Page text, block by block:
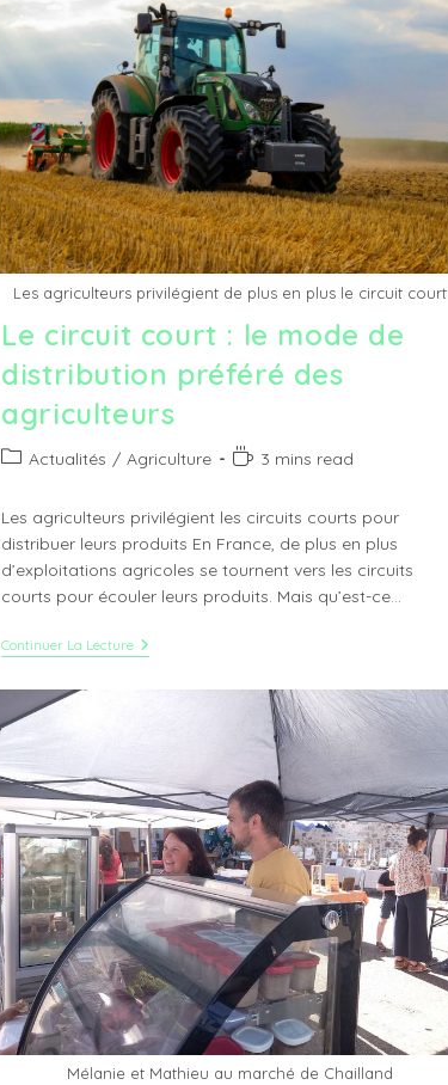
Les agriculteurs privilégient de plus en plus le circuit court
Le circuit court : le mode de
distribution préféré des
agriculteurs
PostActualités / Agriculture
Temps3 mins read
Les agriculteurs privilégient les circuits courts pour
distribuer leurs produits En France, de plus en plus
d’exploitations agricoles se tournent vers les circuits
courts pour écouler leurs produits. Mais qu’est-ce…
Continuer La LectureLe
Circuit
Distribution
Préféré
Des
Agriculteurs
Mélanie et Mathieu au marché de Chailland